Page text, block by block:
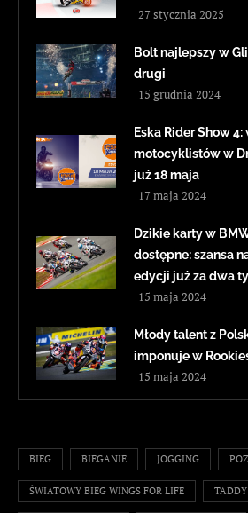
27 stycznia 2025
Bolt najlepszy w
drugi
15 grudnia 2024
Eska Rider Show
motocyklistów w
już 18 maja
17 maja 2024
Dzikie karty w
dostępne: szansa
edycji już za dwa
15 maja 2024
Młody talent z
imponuje w
15 maja 2024
BIEG BIEGANIE JOGGING
ŚWIATOWY BIEG WINGS FOR LIFE TADDY